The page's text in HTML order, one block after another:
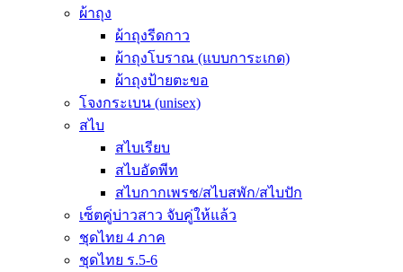
ผ้าถุง
ผ้าถุงรีดกาว
ผ้าถุงโบราณ (แบบการะเกด)
ผ้าถุงป้ายตะขอ
โจงกระเบน (unisex)
สไบ
สไบเรียบ
สไบอัดพีท
สไบกากเพรช/สไบสพัก/สไบปัก
เซ็ตคู่บ่าวสาว จับคู่ให้แล้ว
ชุดไทย 4 ภาค
ชุดไทย ร.5-6